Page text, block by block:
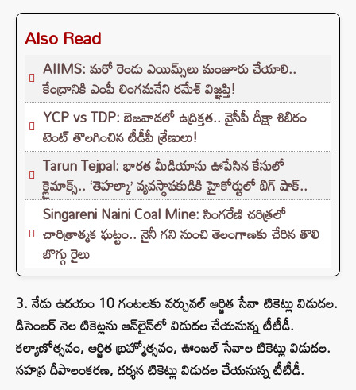
Also Read
AIIMS: మరో రెండు ఎయిమ్స్‌లు మంజూరు చేయాలి..
కేంద్రానికి ఎంపీ లింగమనేని రమేశ్ విజ్ఞప్తి!
YCP vs TDP: బెజవాడలో ఉద్రిక్తత.. వైసీపీ దీక్షా శిబిరం
టెంట్ తొలగించిన టీడీపీ శ్రేణులు!
Tarun Tejpal: భారత మీడియాను ఊపేసిన కేసులో
క్లైమాక్స్.. ‘తెహల్కా’ వ్యవస్థాపకుడికి హైకోర్టులో బిగ్ షాక్..
Singareni Naini Coal Mine: సింగరేణి చరిత్రలో
చారిత్రాత్మక ఘట్టం.. నైనీ గని నుంచి తెలంగాణకు చేరిన తొలి
బొగ్గు రైలు
3. నేడు ఉదయం 10 గంటలకు వర్చువల్‌ ఆర్జిత సేవా టికెట్లు విడుదల.
డిసెంబర్‌ నెల టికెట్లను ఆన్‌లైన్‌లో విడుదల చేయనున్న టీటీడీ.
కల్యాణోత్సవం, ఆర్జిత బ్రహ్మోత్సవం, ఊంజల్‌ సేవాల టికెట్లు విడుదల.
సహస్ర దీపాలంకరణ, దర్శన టికెట్లు విడుదల చేయనున్న టీటీడీ.